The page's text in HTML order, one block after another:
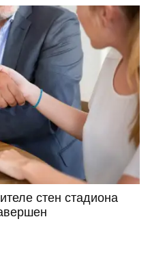
стен стадиона